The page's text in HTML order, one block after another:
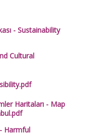
bieten. Durch
und unsere Politik
Lieferanten
Wir
um
lebenswertere
- Sustainability
Cultural
Haritaları - Map
Harmful